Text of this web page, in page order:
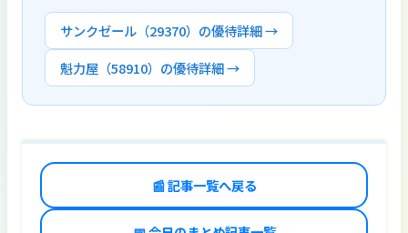
サンクゼール（29370）の優待詳細 →
魁力屋（58910）の優待詳細 →
📰 記事一覧へ戻る